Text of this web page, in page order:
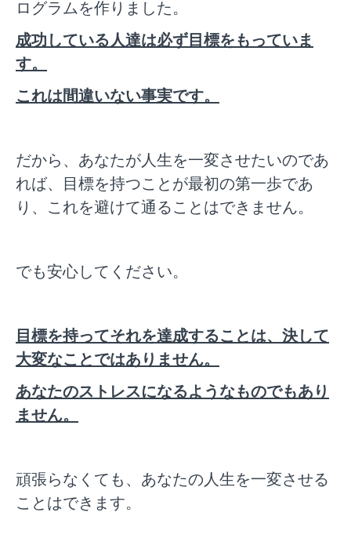
ログラムを作りました。
成功している人達は必ず目標をもっていま
す。
これは間違いない事実です。
だから、あなたが人生を一変させたいのであ
れば、目標を持つことが最初の第一歩であ
り、これを避けて通ることはできません。
でも安心してください。
目標を持ってそれを達成することは、決して
大変なことではありません。
あなたのストレスになるようなものでもあり
ません。
頑張らなくても、あなたの人生を一変させる
ことはできます。